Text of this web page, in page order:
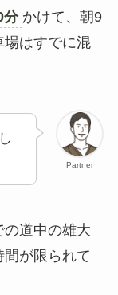
分 かけて、朝9
場はすでに混
Partner
道中の雄大
が限られて